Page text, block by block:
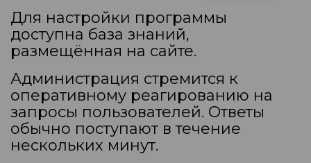
Для настройки программы
доступна база знаний,
размещённая на сайте.
Администрация стремится к
оперативному реагированию на
запросы пользователей. Ответы
обычно поступают в течение
нескольких минут.